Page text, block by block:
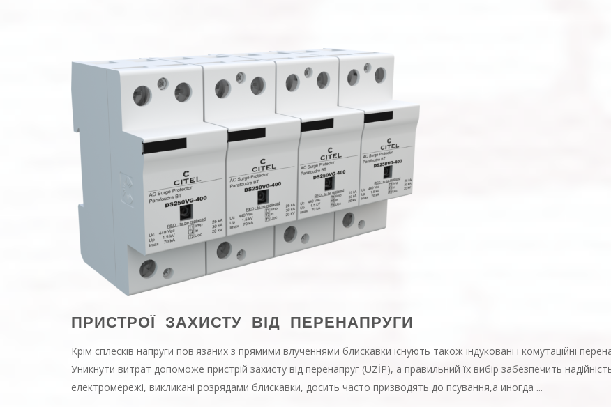
ПРИСТРОЇ ЗАХИСТУ ВІД ПЕРЕНАПРУГИ
Крім сплесків напруги пов'язаних з прямими влученнями блискавки існують також індуковані і комутаційні
Уникнути витрат допоможе пристрій захисту від перенапруг (UZİP), а правильний їх вибір забезпечить
електромережі, викликані розрядами блискавки, досить часто призводять до псування,а иногда ...